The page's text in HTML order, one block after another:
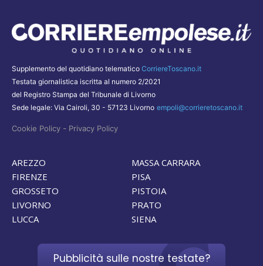
Supplemento del quotidiano telematico CorriereToscano.it
Testata giornalistica iscritta al numero 2/2021
del Registro Stampa del Tribunale di Livorno
Sede legale: Via Cairoli, 30 - 57123 Livorno empoli@corrieretoscano.it
Cookie Policy - Privacy Policy
AREZZO
FIRENZE
GROSSETO
LIVORNO
LUCCA
MASSA CARRARA
PISA
PISTOIA
PRATO
SIENA
Pubblicità sulle nostre testate?